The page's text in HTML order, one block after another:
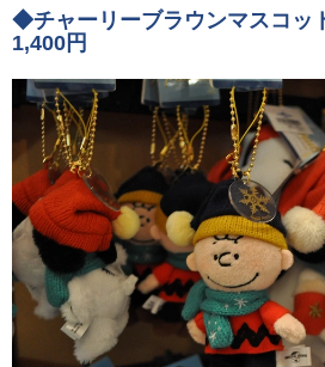
◆チャーリーブラウンマスコッ
1,400円